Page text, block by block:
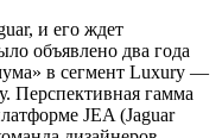
и его ждет
объявлено два года
в сегмент Luxury —
Перспективная гамма
JEA (Jaguar